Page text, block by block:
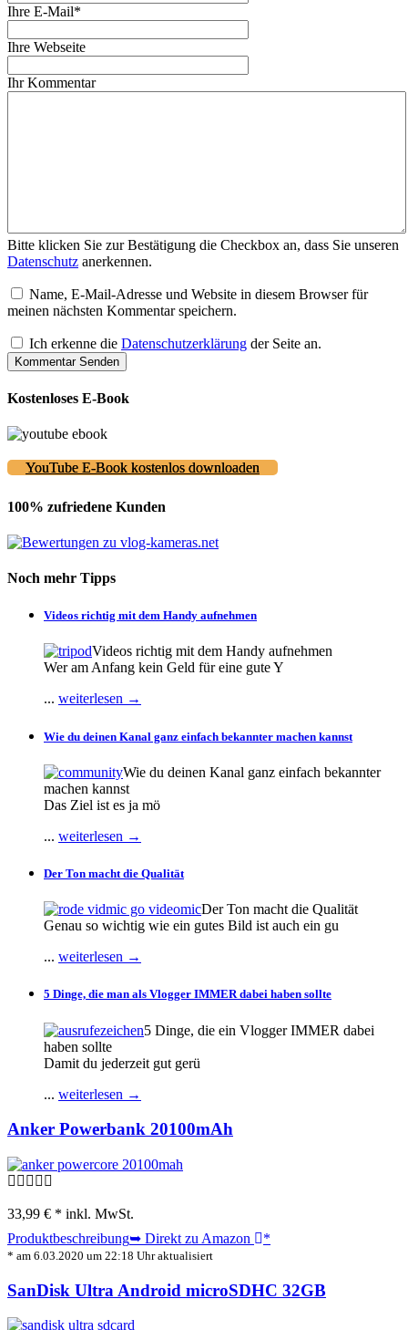
Ihre E-Mail*
Ihre Webseite
Ihr Kommentar
Bitte klicken Sie zur Bestätigung die Checkbox an, dass Sie unseren
Datenschutz anerkennen.
Name, E-Mail-Adresse und Website in diesem Browser für
meinen nächsten Kommentar speichern.
Ich erkenne die Datenschutzerklärung der Seite an.
Kostenloses E-Book
YouTube E-Book kostenlos downloaden
100% zufriedene Kunden
Noch mehr Tipps
Videos richtig mit dem Handy aufnehmen
Videos richtig mit dem Handy aufnehmen
Wer am Anfang kein Geld für eine gute Y
... weiterlesen →
Wie du deinen Kanal ganz einfach bekannter machen kannst
Wie du deinen Kanal ganz einfach bekannter
machen kannst
Das Ziel ist es ja mö
... weiterlesen →
Der Ton macht die Qualität
Der Ton macht die Qualität
Genau so wichtig wie ein gutes Bild ist auch ein gu
... weiterlesen →
5 Dinge, die man als Vlogger IMMER dabei haben sollte
5 Dinge, die ein Vlogger IMMER dabei
haben sollte
Damit du jederzeit gut gerü
... weiterlesen →
Anker Powerbank 20100mAh
33,99 € * inkl. MwSt.
Produktbeschreibung➥ Direkt zu Amazon *
* am 6.03.2020 um 22:18 Uhr aktualisiert
SanDisk Ultra Android microSDHC 32GB